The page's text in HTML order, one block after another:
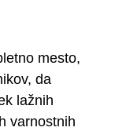
mesto,
da
lažnih
varnostnih